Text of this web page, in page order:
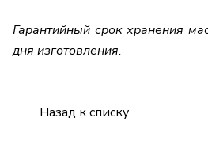
Гарантийный срок хранения
дня изготовления.
Назад к списку